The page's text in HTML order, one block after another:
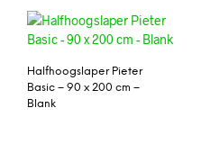
Halfhoogslaper Pieter
Basic – 90 x 200 cm –
Blank